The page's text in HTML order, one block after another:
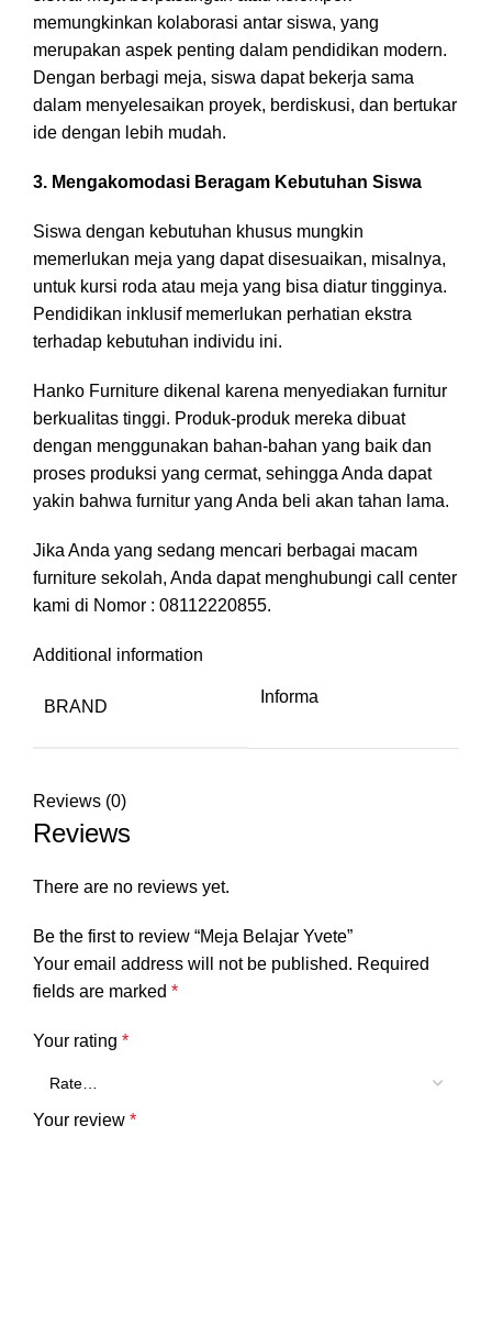
memungkinkan kolaborasi antar siswa, yang
merupakan aspek penting dalam pendidikan modern.
Dengan berbagi meja, siswa dapat bekerja sama
dalam menyelesaikan proyek, berdiskusi, dan bertukar
ide dengan lebih mudah.
3. Mengakomodasi Beragam Kebutuhan Siswa
Siswa dengan kebutuhan khusus mungkin
memerlukan meja yang dapat disesuaikan, misalnya,
untuk kursi roda atau meja yang bisa diatur tingginya.
Pendidikan inklusif memerlukan perhatian ekstra
terhadap kebutuhan individu ini.
Hanko Furniture dikenal karena menyediakan furnitur
berkualitas tinggi. Produk-produk mereka dibuat
dengan menggunakan bahan-bahan yang baik dan
proses produksi yang cermat, sehingga Anda dapat
yakin bahwa furnitur yang Anda beli akan tahan lama.
Jika Anda yang sedang mencari berbagai macam
furniture sekolah, Anda dapat menghubungi call center
kami di Nomor : 08112220855.
Additional information
BRAND
Informa
Reviews (0)
Reviews
There are no reviews yet.
Be the first to review “Meja Belajar Yvete”
Your email address will not be published. Required
fields are marked *
Your rating *
Your review *